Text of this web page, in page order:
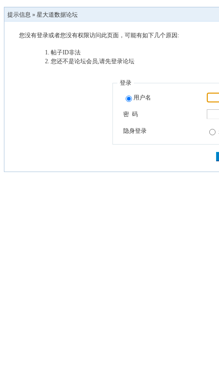
提示信息 » 星大道数据论坛
您没有登录或者您没有权限访问此页面，可能有如下几个原因:
帖子ID非法
您还不是论坛会员,请先登录论坛
登录
用户名
密 码
隐身登录